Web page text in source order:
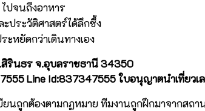
ปจนถึงอาหาร
ประวัติศาสตร์ได้ลึกซึ้ง
หยัดกว่าเดินทางเอง
สิรินธร จ.อุบลราชธานี 34350
Line Id:837347555 ใบอนุญาตนำเที่ยวเ
ยนถูกต้องตามกฏหมาย ทีมงานถูกฝึกมาจากสถ